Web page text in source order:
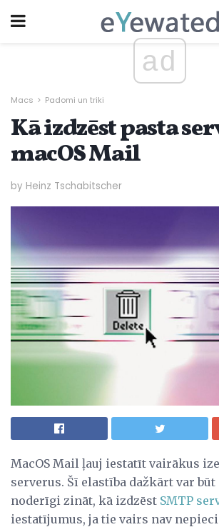
ad
Macs Padomi un triki
Kā izdzēst pasta
macOS Mail
by Heinz Tschabitscher
MacOS Mail ļauj iestatīt vairākus
serverus. Šī elastība dažkārt var
noderīgi zināt, kā izdzēst SMTP
iestatījumus, ja tie vairs nav